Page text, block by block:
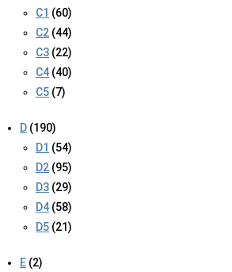
C1 (60)
C2 (44)
C3 (22)
C4 (40)
C5 (7)
D (190)
D1 (54)
D2 (95)
D3 (29)
D4 (58)
D5 (21)
E (2)